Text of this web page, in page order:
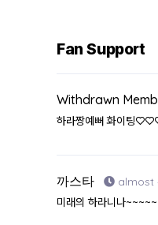
Fan Support
Withdrawn
하라짱예뻐 화이팅
까스타 almost
미래의 하라니나